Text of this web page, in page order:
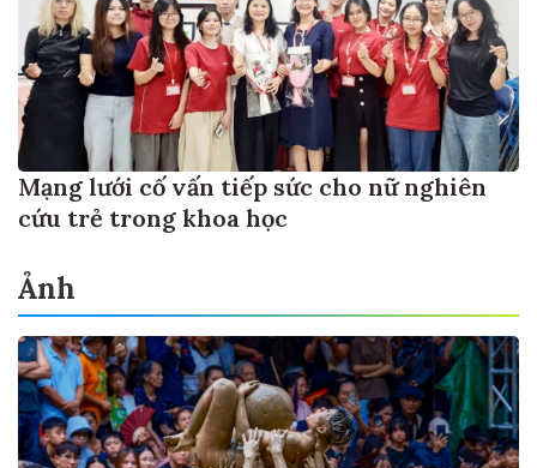
Mạng lưới cố vấn tiếp sức cho nữ nghiên
cứu trẻ trong khoa học
Ảnh